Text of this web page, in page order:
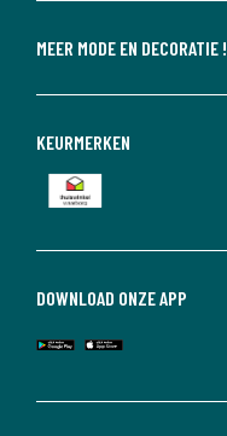
MEER MODE EN DECORATIE !
DOWNLOAD ONZE APP
KEURMERKEN